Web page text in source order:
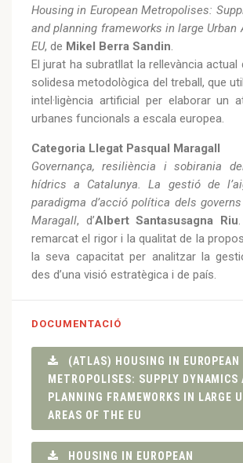
Housing in European Metropolises:
and planning frameworks in large Urban
EU, de Mikel Berra Sandin.
El jurat ha subratllat la rellevància actual
solidesa metodològica del treball, que
intel·ligència artificial per elaborar un
urbanes funcionals a escala europea.
Categoria Llegat Pasqual Maragall
Governança, resiliència i sobirania
hídrics a Catalunya. La gestió de
paradigma d’acció política dels
Maragall, d’Albert Santasusagna Riu
remarcat el rigor i la qualitat de la
la seva capacitat per analitzar la
des d’una visió estratègica i de país.
DOCUMENTACIÓ
(ATLAS) HOUSING IN EUROPEAN
METROPOLISES: SUPPLY DYNAMICS
PLANNING FRAMEWORKS IN LARGE
AREAS OF THE EU
HOUSING IN EUROPEAN